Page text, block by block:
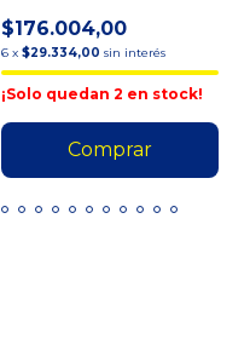
$176.004,00
6 x $29.334,00 sin interés
¡Solo quedan 2 en stock!